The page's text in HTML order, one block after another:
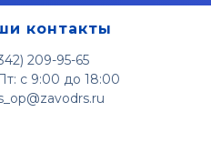
контакты
209-95-65
с 9:00 до 18:00